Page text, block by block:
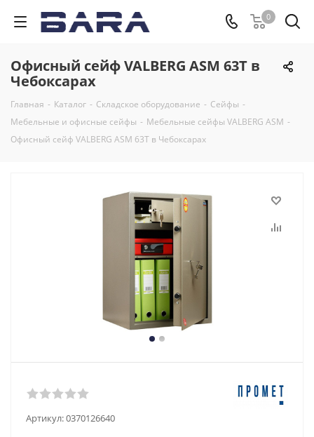
0
Офисный сейф VALBERG ASM 63T в
Чебоксарах
Главная - Каталог - Складское оборудование - Сейфы -
Мебельные и офисные сейфы - Мебельные сейфы VALBERG ASM -
Офисный сейф VALBERG ASM 63T в Чебоксарах
Артикул:0370126640